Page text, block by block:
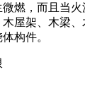
燃，而且当
屋架、木梁
构件。